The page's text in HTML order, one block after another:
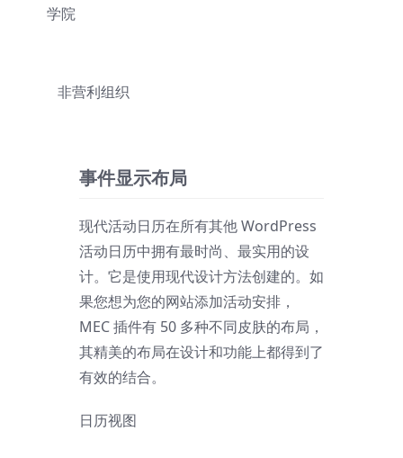
学院
非营利组织
事件显示布局
现代活动日历在所有其他 WordPress
活动日历中拥有最时尚、最实用的设
计。它是使用现代设计方法创建的。如
果您想为您的网站添加活动安排，
MEC 插件有 50 多种不同皮肤的布局，
其精美的布局在设计和功能上都得到了
有效的结合。
日历视图